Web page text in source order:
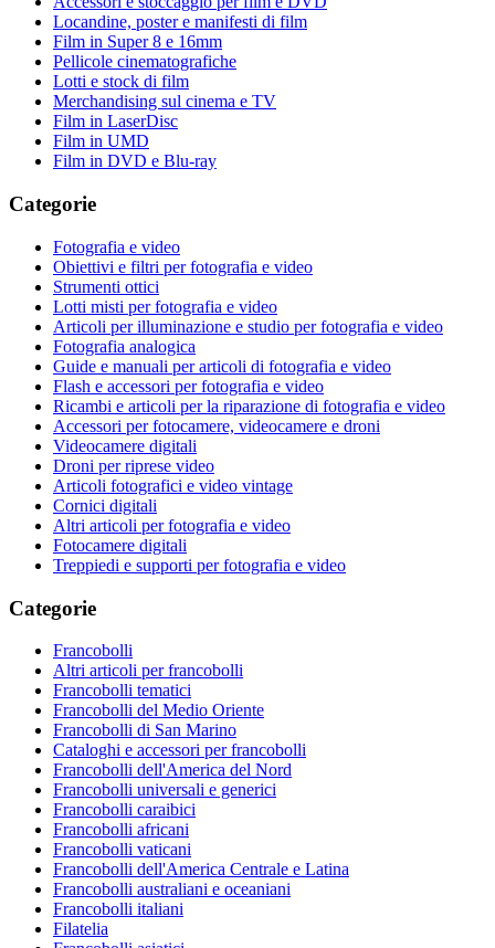
Locandine, poster e manifesti di film
Film in Super 8 e 16mm
Pellicole cinematografiche
Lotti e stock di film
Merchandising sul cinema e TV
Film in LaserDisc
Film in UMD
Film in DVD e Blu-ray
Categorie
Fotografia e video
Obiettivi e filtri per fotografia e video
Strumenti ottici
Lotti misti per fotografia e video
Articoli per illuminazione e studio per fotografia e video
Fotografia analogica
Guide e manuali per articoli di fotografia e video
Flash e accessori per fotografia e video
Ricambi e articoli per la riparazione di fotografia e video
Accessori per fotocamere, videocamere e droni
Videocamere digitali
Droni per riprese video
Articoli fotografici e video vintage
Cornici digitali
Altri articoli per fotografia e video
Fotocamere digitali
Treppiedi e supporti per fotografia e video
Categorie
Francobolli
Altri articoli per francobolli
Francobolli tematici
Francobolli del Medio Oriente
Francobolli di San Marino
Cataloghi e accessori per francobolli
Francobolli dell'America del Nord
Francobolli universali e generici
Francobolli caraibici
Francobolli africani
Francobolli vaticani
Francobolli dell'America Centrale e Latina
Francobolli australiani e oceaniani
Francobolli italiani
Filatelia